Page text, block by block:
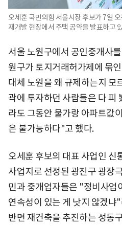
오세훈 국민의힘 서울시장 후보가 7일
재개발 현장에서 주택 공약을 발표하고
서울 노원구에서 공인중개사
원구가 토지거래허가제에 묶
대체 노원을 왜 규제하는지 모
곽에 투자하던 사람들은 다 피
라도 그동안 물가랑 아파트값
은 불가능하다"고 했다.
오세훈 후보의 대표 사업인 신
사업지로 선정된 광진구 광장
민과 중개업자들은 "정비사업
연속성이 있는 게 낫지 않겠냐
반면 재건축을 추진하는 성동